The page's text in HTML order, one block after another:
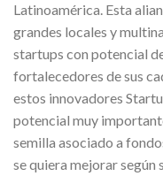
Latinoamérica. Esta
grandes locales y
startups con potencial
fortalecedores de sus
estos innovadores
potencial muy
semilla asociado a
se quiera mejorar según